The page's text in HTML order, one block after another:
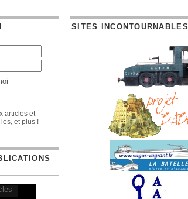
articles et
et plus !
SITES INCONTOURNABLES